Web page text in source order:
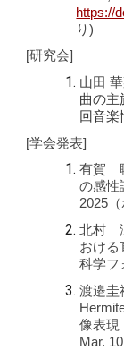
https://
り)
[研究会]
山田
曲の主
回音楽
[学会発表]
有賀
の感性
2025
北村
おける
科学フ
渡邉圭
像表現
Mar.